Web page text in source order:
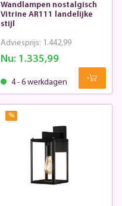
Wandlampen nostalgisch
Vitrine AR111 landelijke
stijl
Nu: 1.335,99
Adviesprijs: 1.442,99
4 - 6 werkdagen
%